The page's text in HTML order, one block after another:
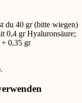
du 40 gr (bitte wiegen)
0,4 gr Hyaluronsäure;
+ 0,35 gr